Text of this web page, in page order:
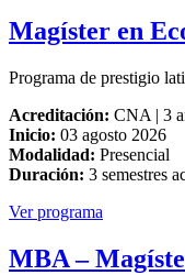
Magíster en
Programa de prestigio
Acreditación: CNA | 3
Inicio: 03 agosto 2026
Modalidad: Presencial
Duración: 3 semestres
Ver programa
MBA –